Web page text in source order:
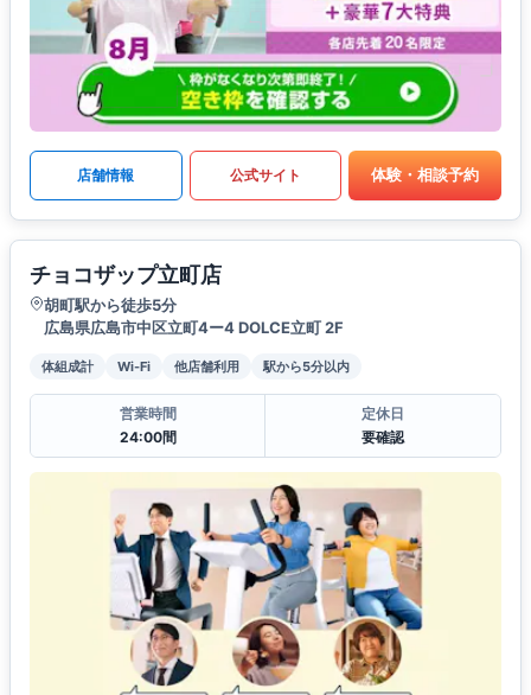
店舗情報 公式サイト 体験・相談予約
チョコザップ立町店
胡町駅から徒歩5分
広島県広島市中区立町4ー4 DOLCE立町 2F
体組成計 Wi-Fi 他店舗利用 駅から5分以内
営業時間
24:00間
定休日
要確認